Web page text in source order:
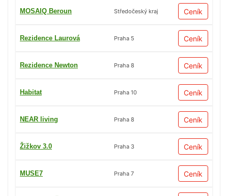
MOSAIQ Beroun Středočeský kraj Ceník
Rezidence Laurová Praha 5 Ceník
Rezidence Newton Praha 8 Ceník
Habitat Praha 10 Ceník
NEAR living Praha 8 Ceník
Žižkov 3.0 Praha 3 Ceník
MUSE7 Praha 7 Ceník